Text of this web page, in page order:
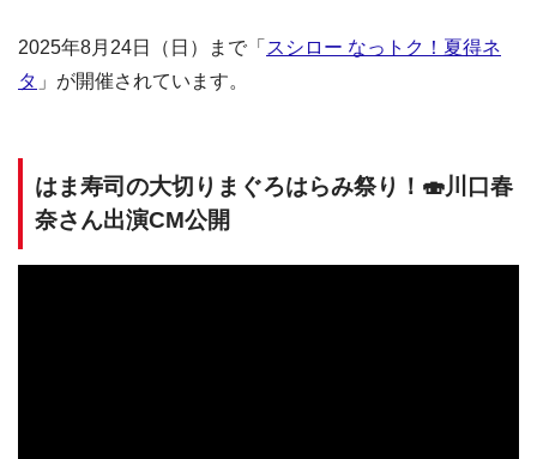
2025年8月24日（日）まで「 スシロー なっトク！夏得ネ
タ 」が開催されています。
はま寿司の大切りまぐろはらみ祭り！🍣川口春
奈さん出演CM公開